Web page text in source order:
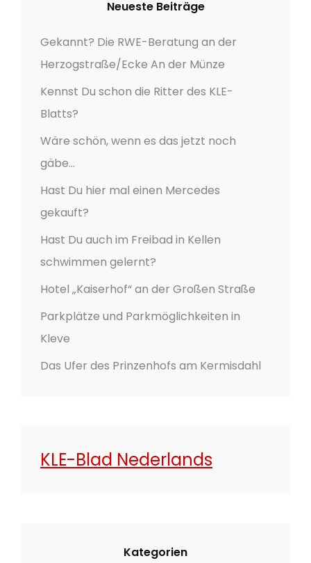
Neueste Beiträge
Gekannt? Die RWE-Beratung an der
Herzogstraße/Ecke An der Münze
Kennst Du schon die Ritter des KLE-
Blatts?
Wäre schön, wenn es das jetzt noch
gäbe…
Hast Du hier mal einen Mercedes
gekauft?
Hast Du auch im Freibad in Kellen
schwimmen gelernt?
Hotel „Kaiserhof“ an der Großen Straße
Parkplätze und Parkmöglichkeiten in
Kleve
Das Ufer des Prinzenhofs am Kermisdahl
KLE-Blad Nederlands
Kategorien